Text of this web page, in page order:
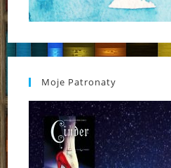
Moje Patronaty